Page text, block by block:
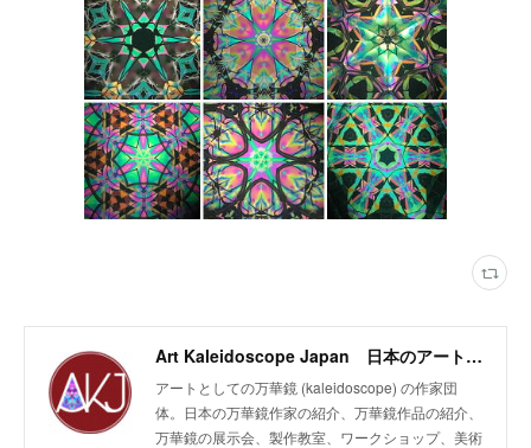
Art Kaleidoscope Japan 日本のアート万華鏡の作家団体
アートとしての万華鏡 (kaleidoscope) の作家団
体。日本の万華鏡作家の紹介、万華鏡作品の紹介、
万華鏡の展示会、製作教室、ワークショップ、美術